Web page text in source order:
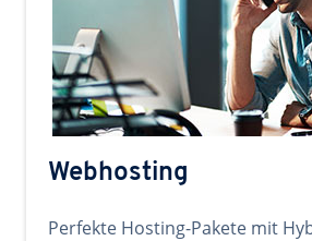
Webhosting
Perfekte Hosting-Pakete mit